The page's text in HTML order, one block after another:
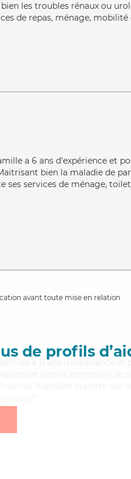
les troubles rénaux ou
de repas, ménage,
a 6 ans d'expérience et
bien la maladie de
ses services de ménage,
avant toute mise en relation
de profils
a 11 ans d'expérience et
bien la rémission de